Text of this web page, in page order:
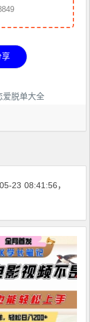
享
23 08:41:56，